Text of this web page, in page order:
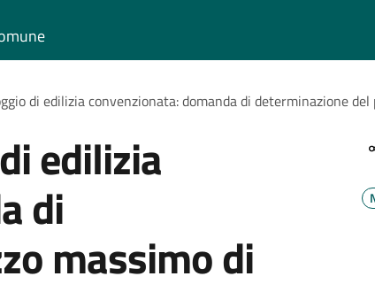
di edilizia convenzionata: domanda di determinazione
edilizia
di
massimo di